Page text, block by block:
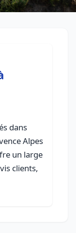
dans
Alpes
un large
clients,